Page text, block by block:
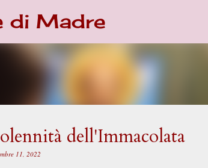
di Madre
dell'Immacolata
11, 2022